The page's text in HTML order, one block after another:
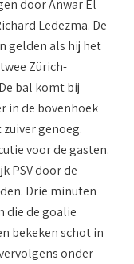
door Anwar El
Ledezma. De
gelden als hij het
Zürich-
bal komt bij
in de bovenhoek
genoeg.
voor de gasten.
PSV door de
Drie minuten
die de goalie
bekeken schot in
onder